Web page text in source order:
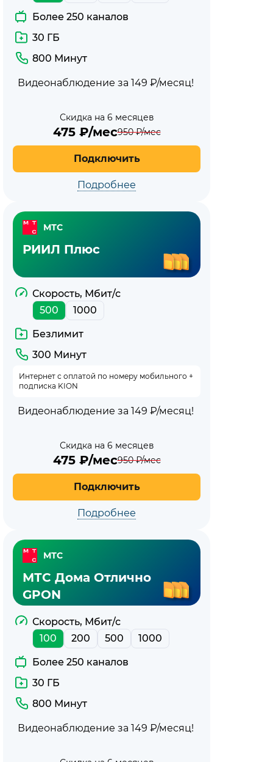
Более 250 каналов
30 ГБ
800 Минут
Видеонаблюдение за 149 ₽/месяц!
Скидка на 6 месяцев
475₽/мес950₽/мес
Подключить
Подробнее
МТС
РИИЛ Плюс
Скорость, Мбит/с
500
1000
Безлимит
300 Минут
Интернет с оплатой по номеру мобильного +
подписка KION
Видеонаблюдение за 149 ₽/месяц!
Скидка на 6 месяцев
475₽/мес950₽/мес
Подключить
Подробнее
МТС
МТС Дома Отлично
GPON
Скорость, Мбит/с
100
200 500 1000
Более 250 каналов
30 ГБ
800 Минут
Видеонаблюдение за 149 ₽/месяц!